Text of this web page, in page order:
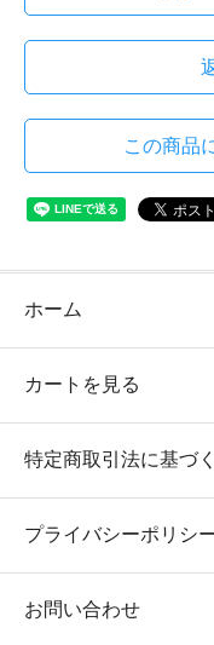
この商品
ホーム
カートを見る
特定商取引法に基づ
プライバシーポリシ
お問い合わせ